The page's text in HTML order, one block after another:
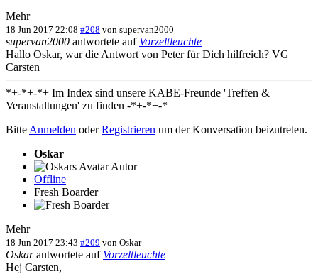
Mehr
18 Jun 2017 22:08 #208 von supervan2000
supervan2000 antwortete auf Vorzeltleuchte
Hallo Oskar, war die Antwort von Peter für Dich hilfreich? VG
Carsten
*+-*+-*+ Im Index sind unsere KABE-Freunde 'Treffen &
Veranstaltungen' zu finden -*+-*+-*
Bitte Anmelden oderRegistrieren um der Konversation beizutreten.
Oskar
Autor
Offline
Fresh Boarder
Mehr
18 Jun 2017 23:43 #209 von Oskar
Oskarantwortete auf Vorzeltleuchte
Hej Carsten,